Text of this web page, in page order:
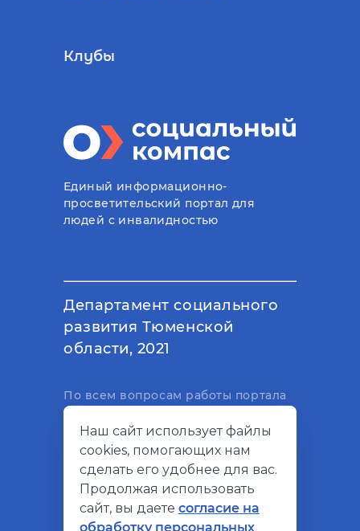
Клубы
Единый информационно-
просветительский портал для
людей с инвалидностью
Департамент социального
развития Тюменской
области, 2021
По всем вопросам работы портала
электронный адрес
support@socialkompas.ru
Наш сайт использует файлы
cookies, помогающих нам
сделать его удобнее для вас.
Продолжая использовать
сайт, вы даете согласие на
обработку персональных